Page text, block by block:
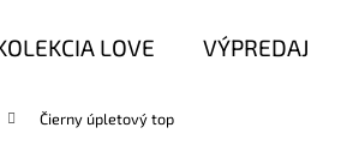
LOVE VÝPREDAJ
Čierny úpletový top
Čo potrebujete nájsť?